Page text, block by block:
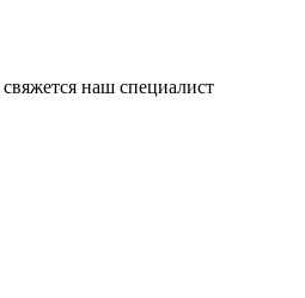
наш специалист